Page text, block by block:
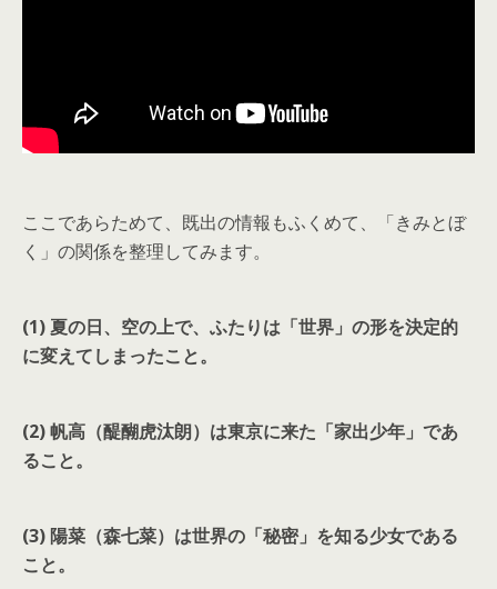
ここであらためて、既出の情報もふくめて、「きみとぼ
く」の関係を整理してみます。
(1) 夏の日、空の上で、ふたりは「世界」の形を決定的
に変えてしまったこと。
(2) 帆高（醍醐虎汰朗）は東京に来た「家出少年」であ
ること。
(3) 陽菜（森七菜）は世界の「秘密」を知る少女である
こと。